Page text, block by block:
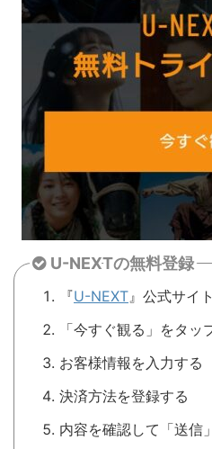
U-NEXTの無料登録
『U-NEXT』公式サイ
「今すぐ観る」をタッ
お客様情報を入力する
決済方法を登録する
内容を確認して「送信